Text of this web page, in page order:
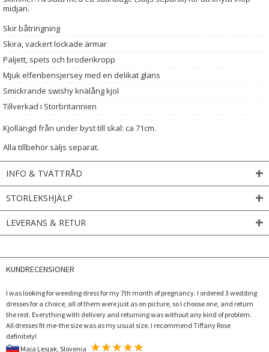
midjan.
Skir båtringning
Skira, vackert lockade ärmar
Paljett, spets och broderikropp
Mjuk elfenbensjersey med en delikat glans
Smickrande swishy knälång kjol
Tillverkad i Storbritannien
Kjollängd från under byst till skal: ca 71cm.
Alla tillbehör säljs separat.
INFO & TVÄTTRÅD
STORLEKSHJÄLP
LEVERANS & RETUR
KUNDRECENSIONER
I was looking for weeding dress for my 7th month of pregnancy. I ordered 3 wedding
dresses for a choice, all of them were just as on picture, so I choose one, and return
the rest. Everything with delivery and returning was without any kind of problem.
All dresses fit me-the size was as my usual size. I recommend Tiffany Rose
definitely!